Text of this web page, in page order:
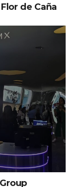
de Caña